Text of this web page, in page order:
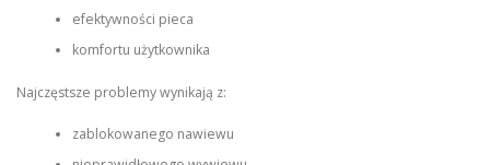
efektywności pieca
komfortu użytkownika
Najczęstsze problemy wynikają z:
zablokowanego nawiewu